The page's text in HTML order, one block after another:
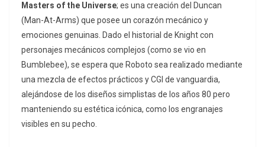
Masters of the Universe; es una creación del Duncan
(Man-At-Arms) que posee un corazón mecánico y
emociones genuinas. Dado el historial de Knight con
personajes mecánicos complejos (como se vio en
Bumblebee), se espera que Roboto sea realizado mediante
una mezcla de efectos prácticos y CGI de vanguardia,
alejándose de los diseños simplistas de los años 80 pero
manteniendo su estética icónica, como los engranajes
visibles en su pecho.